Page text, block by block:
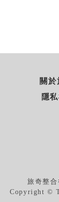
關
隱
旅奇整
Copyright ©